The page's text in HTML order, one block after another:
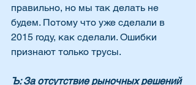
правильно, но мы так делать не
будем. Потому что уже сделали в
2015 году, как сделали. Ошибки
признают только трусы.
Ъ: За отсутствие рыночных решений